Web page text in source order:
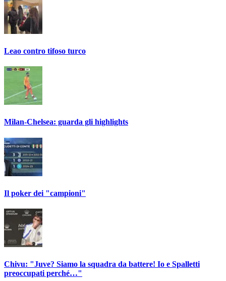
Leao contro tifoso turco
Milan-Chelsea: guarda gli highlights
Il poker dei "campioni"
Chivu: "Juve? Siamo la squadra da battere! Io e Spalletti
preoccupati perché…"